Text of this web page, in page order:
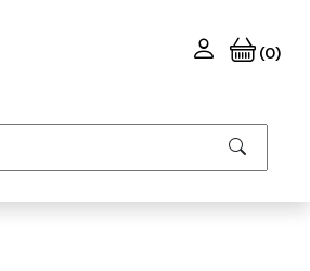
(0)